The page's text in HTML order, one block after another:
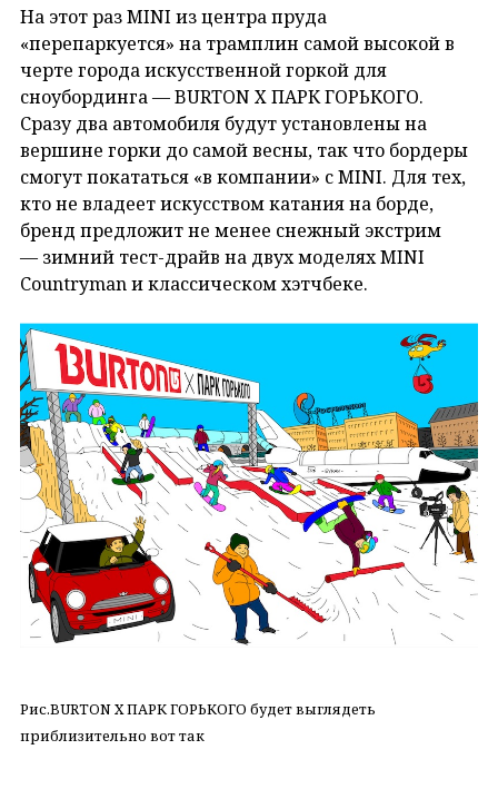
На этот раз MINI из центра пруда
«перепаркуется» на трамплин самой высокой в
черте города искусственной горкой для
сноубординга — BURTON X ПАРК ГОРЬКОГО.
Сразу два автомобиля будут установлены на
вершине горки до самой весны, так что бордеры
смогут покататься «в компании» с MINI. Для тех,
кто не владеет искусством катания на борде,
бренд предложит не менее снежный экстрим
— зимний тест-драйв на двух моделях MINI
Countryman и классическом хэтчбеке.
Рис.BURTON X ПАРК ГОРЬКОГО будет выглядеть
приблизительно вот так